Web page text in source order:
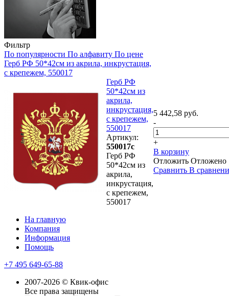
Фильтр
По популярности По алфавиту По цене
Герб РФ 50*42см из акрила, инкрустация,
с крепежем, 550017
Герб РФ
50*42см из
акрила,
инкрустация,
с крепежем,
550017
Артикул:
550017с
Герб РФ
50*42см из
акрила,
инкрустация,
с крепежем,
550017
5 442,58 руб.
-
+
В корзину
Отложить Отложено
Сравнить В
На главную
Компания
Информация
Помощь
+7 495 649-65-88
2007-2026 © Квик-офис
Все права защищены